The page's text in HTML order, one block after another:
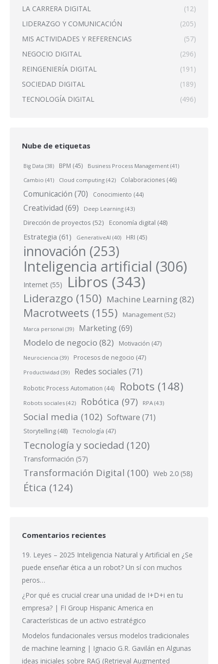
LA CARRERA DIGITAL
(12)
LIDERAZGO Y COMUNICACIÓN
(205)
MIS ACTIVIDADES Y REFERENCIAS
(57)
NEGOCIO DIGITAL
(296)
REINGENIERÍA DIGITAL
(191)
SOCIEDAD DIGITAL
(189)
TECNOLOGÍA DIGITAL
(496)
Nube de etiquetas
Big Data (38) BPM (45) Business Process Management (41)
Cambio (41) Cloud computing (42) Colaboraciones (46)
Comunicación (70) Conocimiento (44)
Creatividad (69) Deep Learning (43)
Dirección de proyectos (52) Economía digital (48)
Estrategia (61) GenerativeAI (40) HRI (45)
innovación (253)
Inteligencia artificial (306)
Internet (55) Libros (343)
Liderazgo (150) Machine Learning(82)
Macrotweets (155) Management (52)
Marca personal (39) Marketing (69)
Modelo de negocio (82) Motivación (47)
Neurociencia (39) Procesos de negocio (47)
Productividad (39) Redes sociales (71)
Robotic Process Automation (44) Robots (148)
Robots sociales (42) Robótica (97) RPA (43)
Social media (102) Software (71)
Storytelling (48) Tecnología (47)
Tecnología y sociedad (120)
Transformación (57)
Transformación Digital (100) Web 2.0 (58)
Ética (124)
Comentarios recientes
19. Leyes – 2025 Inteligencia Natural y Artificial en ¿Se
puede enseñar ética a un robot? Un sí con muchos
peros…
¿Por qué es crucial crear una unidad de I+D+i en tu
empresa? | FI Group Hispanic America en
Características de un activo estratégico
Modelos fundacionales versus modelos tradicionales
de machine learning | Ignacio G.R. Gavilán en Algunas
ideas iniciales sobre RAG (Retrieval Augmented